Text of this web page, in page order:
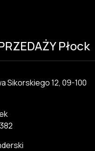
Płock
Sikorskiego 12, 09-100